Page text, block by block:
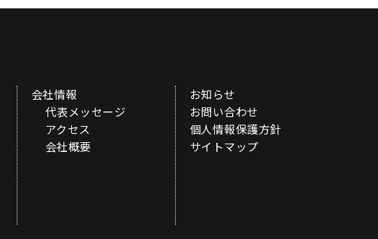
会社情報
代表メッセージ
アクセス
会社概要
お知らせ
お問い合わせ
個人情報保護方針
サイトマップ